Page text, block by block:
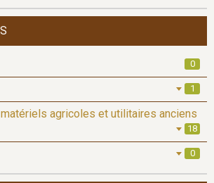
0
1
agricoles et utilitaires anciens
18
0